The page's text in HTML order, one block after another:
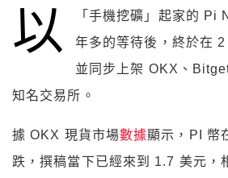
以
「手機挖礦」起家的 Pi
年多的等待後，終於在 2
並同步上架 OKX、
知名交易所。
據 OKX 現貨市場數據顯示，PI 幣
跌，撰稿當下已經來到 1.7 美元，